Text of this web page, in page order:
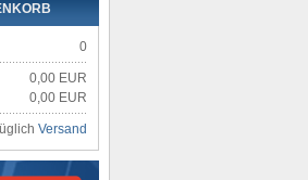
0
0,00 EUR
0,00 EUR
Versand